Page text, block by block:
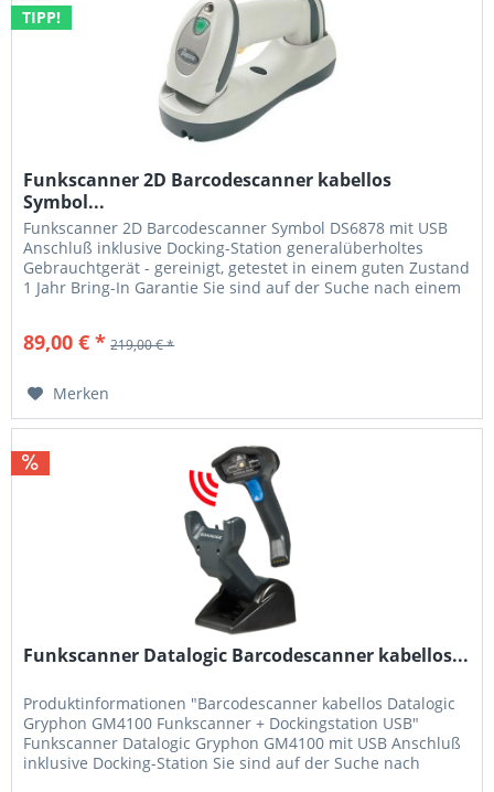
TIPP!
Funkscanner 2D Barcodescanner kabellos
Symbol...
Funkscanner 2D Barcodescanner Symbol DS6878 mit USB
Anschluß inklusive Docking-Station generalüberholtes
Gebrauchtgerät - gereinigt, getestet in einem guten Zustand
1 Jahr Bring-In Garantie Sie sind auf der Suche nach einem
alle Vorteile des kabellosen scannens. Der...
89,00 € * 219,00 € *
Merken
Funkscanner Datalogic Barcodescanner kabellos...
Produktinformationen "Barcodescanner kabellos Datalogic
Gryphon GM4100 Funkscanner + Dockingstation USB"
Funkscanner Datalogic Gryphon GM4100 mit USB Anschluß
inklusive Docking-Station Sie sind auf der Suche nach